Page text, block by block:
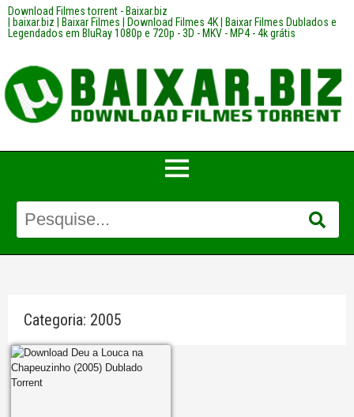
Download Filmes torrent - Baixar.biz
| baixar.biz | Baixar Filmes | Download Filmes 4K | Baixar Filmes Dublados e
Legendados em BluRay 1080p e 720p - 3D - MKV - MP4 - 4k grátis
Categoria: 2005